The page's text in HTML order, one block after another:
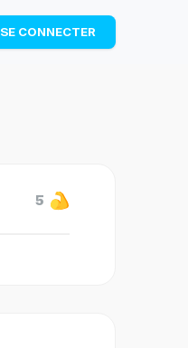
TÉLÉCHARGER
SE CONNECTER
5